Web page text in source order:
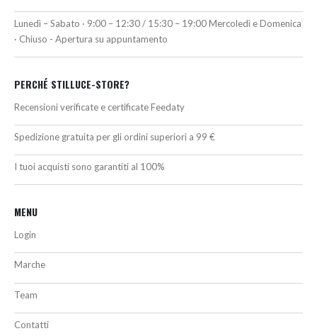
Lunedì – Sabato · 9:00 – 12:30 / 15:30 – 19:00 Mercoledì e Domenica
· Chiuso - Apertura su appuntamento
PERCHÉ STILLUCE-STORE?
Recensioni verificate e certificate Feedaty
Spedizione gratuita per gli ordini superiori a 99 €
I tuoi acquisti sono garantiti al 100%
MENU
Login
Marche
Team
Contatti